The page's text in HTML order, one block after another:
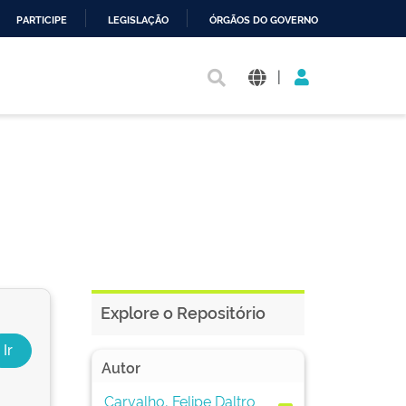
PARTICIPE LEGISLAÇÃO ÓRGÃOS DO GOVERNO
|
Explore o Repositório
Autor
Carvalho, Felipe Daltro